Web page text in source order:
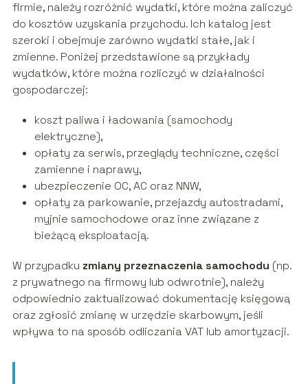
firmie, należy rozróżnić wydatki, które można zaliczyć
do kosztów uzyskania przychodu. Ich katalog jest
szeroki i obejmuje zarówno wydatki stałe, jak i
zmienne. Poniżej przedstawione są przykłady
wydatków, które można rozliczyć w działalności
gospodarczej:
koszt paliwa i ładowania (samochody
elektryczne),
opłaty za serwis, przeglądy techniczne, części
zamienne i naprawy,
ubezpieczenie OC, AC oraz NNW,
opłaty za parkowanie, przejazdy autostradami,
myjnie samochodowe oraz inne związane z
bieżącą eksploatacją.
W przypadku zmiany przeznaczenia samochodu (np.
z prywatnego na firmowy lub odwrotnie), należy
odpowiednio zaktualizować dokumentację księgową
oraz zgłosić zmianę w urzędzie skarbowym, jeśli
wpływa to na sposób odliczania VAT lub amortyzacji.